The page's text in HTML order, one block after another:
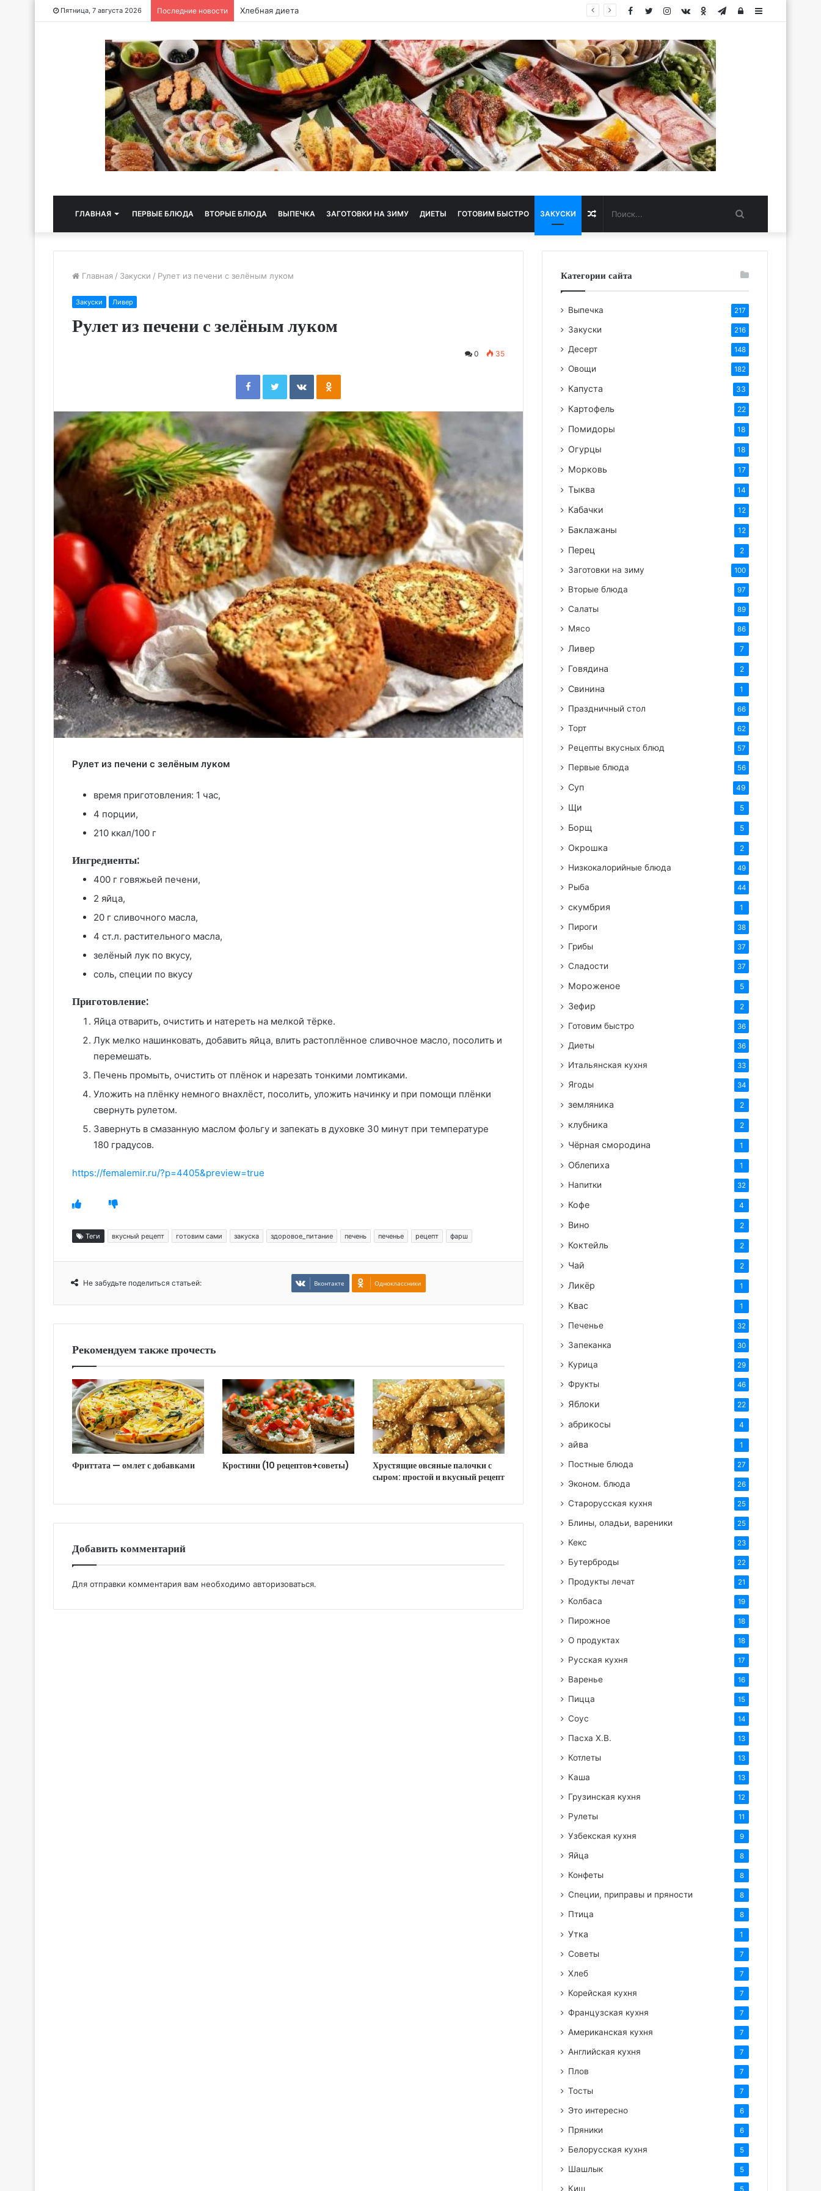
Пятница, 7 августа 2026 Последние новости Хлебная диета Sidebar
Авторизация
Telegram
Одноклассники
vk.com
Instagram
Twitter
Facebook
ГЛАВНАЯ ПЕРВЫЕ БЛЮДА ВТОРЫЕ БЛЮДА ВЫПЕЧКА ЗАГОТОВКИ НА ЗИМУ ДИЕТЫ ГОТОВИМ БЫСТРО ЗАКУСКИ Случайная
статья
Главная / Закуски / Рулет из печени с зелёным луком
Закуски Ливер
Рулет из печени с зелёным луком
0 35
FacebookTwitterВконтактеОдноклассники
Рулет из печени с зелёным луком
время приготовления: 1 час,
4 порции,
210 ккал/100 г
Ингредиенты:
400 г говяжьей печени,
2 яйца,
20 г сливочного масла,
4 ст.л. растительного масла,
зелёный лук по вкусу,
соль, специи по вкусу
Приготовление:
Яйца отварить, очистить и натереть на мелкой тёрке.
Лук мелко нашинковать, добавить яйца, влить растоплённое сливочное масло, посолить и
перемешать.
Печень промыть, очистить от плёнок и нарезать тонкими ломтиками.
Уложить на плёнку немного внахлёст, посолить, уложить начинку и при помощи плёнки
свернуть рулетом.
Завернуть в смазанную маслом фольгу и запекать в духовке 30 минут при температуре
180 градусов.
https://femalemir.ru/?p=4405&preview=true
Теги вкусный рецепт готовим сами закуска здоровое_питание печень печенье рецепт фарш
Не забудьте поделиться статьей: Вконтакте Одноклассники
Рекомендуем также прочесть
Фриттата — омлет с добавками Кростини (10 рецептов+советы)
Хрустящие овсяные палочки с
сыром: простой и вкусный рецепт
Добавить комментарий
Для отправки комментария вам необходимо авторизоваться.
Категории сайта
Выпечка 217
Закуски 216
Десерт 148
Овощи 182
Капуста 33
Картофель 22
Помидоры 18
Огурцы 18
Морковь 17
Тыква 14
Кабачки 12
Баклажаны 12
Перец 2
Заготовки на зиму 100
Вторые блюда 97
Салаты 89
Мясо 86
Ливер 7
Говядина 2
Свинина 1
Праздничный стол 66
Торт 62
Рецепты вкусных блюд 57
Первые блюда 56
Суп 49
Щи 5
Борщ 5
Окрошка 2
Низкокалорийные блюда 49
Рыба 44
скумбрия 1
Пироги 38
Грибы 37
Сладости 37
Мороженое 5
Зефир 2
Готовим быстро 36
Диеты 36
Итальянская кухня 33
Ягоды 34
земляника 2
клубника 2
Чёрная смородина 1
Облепиха 1
Напитки 32
Кофе 4
Вино 2
Коктейль 2
Чай 2
Ликёр 1
Квас 1
Печенье 32
Запеканка 30
Курица 29
Фрукты 46
Яблоки 22
абрикосы 4
айва 1
Постные блюда 27
Эконом. блюда 26
Старорусская кухня 25
Блины, оладьи, вареники 25
Кекс 23
Бутерброды 22
Продукты лечат 21
Колбаса 19
Пирожное 18
О продуктах 18
Русская кухня 17
Варенье 16
Пицца 15
Соус 14
Пасха Х.В. 13
Котлеты 13
Каша 13
Грузинская кухня 12
Рулеты 11
Узбекская кухня 9
Яйца 8
Конфеты 8
Специи, приправы и пряности 8
Птица 8
Утка 1
Советы 7
Хлеб 7
Корейская кухня 7
Французская кухня 7
Американская кухня 7
Английская кухня 7
Плов 7
Тосты 7
Это интересно 6
Пряники 6
Белорусская кухня 5
Шашлык 5
Киш 5